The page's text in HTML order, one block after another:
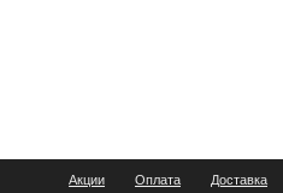
Акции Оплата Доставка